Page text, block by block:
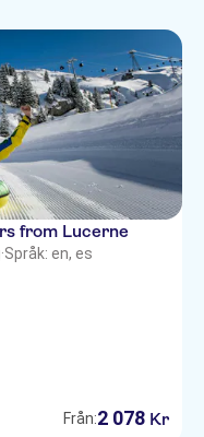
from Lucerne
·Språk: en, es
Från:2 078 Kr